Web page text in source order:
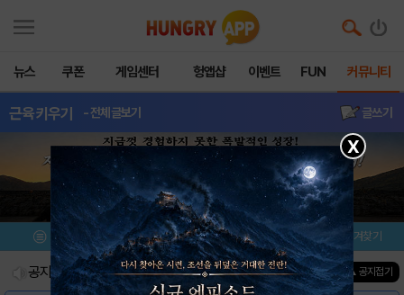
뉴스 쿠폰 게임센터 헝앱샵 이벤트 FUN 커뮤니티
근육키우기 - 전체글보기 글쓰기
메뉴 이벤트/미션 설치/평가 즐겨찾기
공지사항 진행중인 이벤트0건 ▲ 공지접기
X